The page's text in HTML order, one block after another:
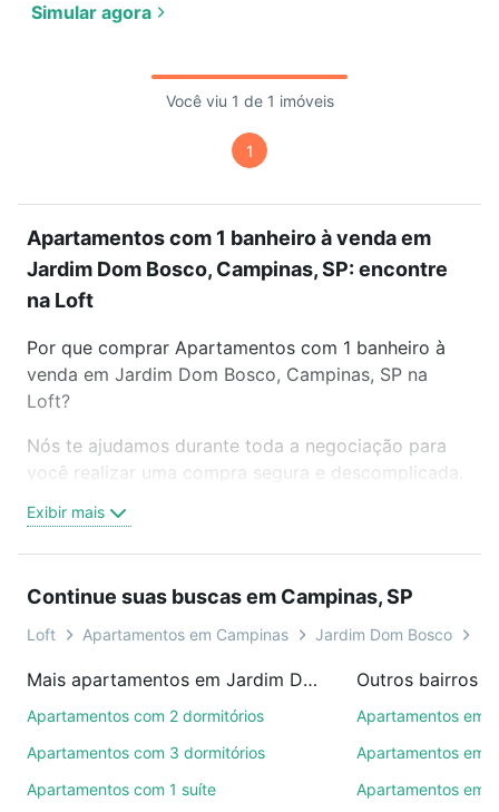
Simular agora
Você viu 1 de 1 imóveis
1
Apartamentos com 1 banheiro à venda em
Jardim Dom Bosco, Campinas, SP: encontre
na Loft
Por que comprar Apartamentos com 1 banheiro à
venda em Jardim Dom Bosco, Campinas, SP na
Loft?
Nós te ajudamos durante toda a negociação para
você realizar uma compra segura e descomplicada.
trabalho e do metrô, aqui você vai encontrar a
oferta ideal de Apartamentos com 1 banheiro à
conquistar seu sonho. Agende uma visita presencial
ou por videochamada, é grátis, sem compromisso e
imobiliárias te ajudando na compra, venda ou troca
de imóveis.
Como escolher um imóvel?
Use barra de busca no topo para pesquisar por
Exibir mais
Continue suas buscas em Campinas, SP
Loft Apartamentos em Campinas Jardim Dom Bosco
Mais apartamentos em Jardim Dom Bosco
Apartamentos com 2 dormitórios
Apartamentos com 3 dormitórios
Apartamentos com 1 suíte
Outros bairros
Apartamentos em
Apartamentos em
Apartamentos em